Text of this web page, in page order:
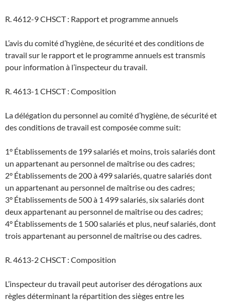
R. 4612-9 CHSCT : Rapport et programme annuels
L’avis du comité d’hygiène, de sécurité et des conditions de
travail sur le rapport et le programme annuels est transmis
pour information à l’inspecteur du travail.
R. 4613-1 CHSCT : Composition
La délégation du personnel au comité d’hygiène, de sécurité et
des conditions de travail est composée comme suit:
1° Établissements de 199 salariés et moins, trois salariés dont
un appartenant au personnel de maîtrise ou des cadres;
2° Établissements de 200 à 499 salariés, quatre salariés dont
un appartenant au personnel de maîtrise ou des cadres;
3° Établissements de 500 à 1 499 salariés, six salariés dont
deux appartenant au personnel de maîtrise ou des cadres;
4° Établissements de 1 500 salariés et plus, neuf salariés, dont
trois appartenant au personnel de maîtrise ou des cadres.
R. 4613-2 CHSCT : Composition
L’inspecteur du travail peut autoriser des dérogations aux
règles déterminant la répartition des sièges entre les